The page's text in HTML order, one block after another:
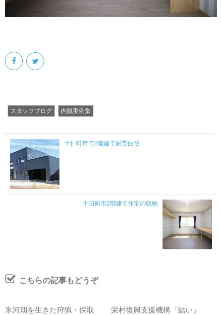
スタッフブログ 内観実例集
十日町市で2階建て耐雪住宅
十日町市2階建て住宅の収納
こちらの記事もどうぞ
氷河期を生きた狩猟・採取
栄村復興支援機構「結い」